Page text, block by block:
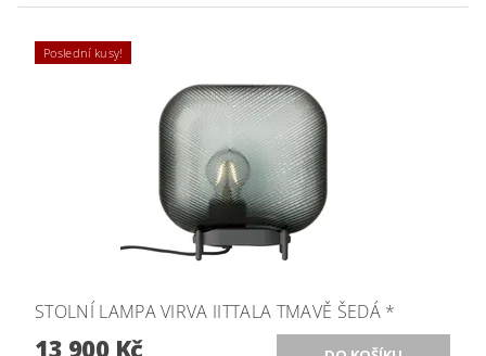
Poslední kusy!
STOLNÍ LAMPA VIRVA IITTALA TMAVĚ ŠEDÁ *
13 900 Kč